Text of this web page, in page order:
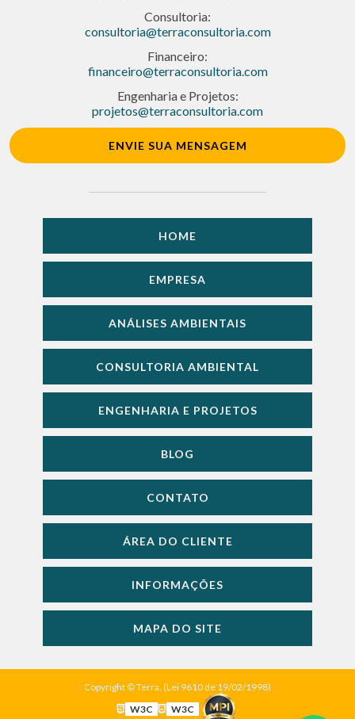
Consultoria:
consultoria@terraconsultoria.com
Financeiro:
financeiro@terraconsultoria.com
Engenharia e Projetos:
projetos@terraconsultoria.com
ENVIE SUA MENSAGEM
HOME
EMPRESA
ANÁLISES AMBIENTAIS
CONSULTORIA AMBIENTAL
ENGENHARIA E PROJETOS
BLOG
CONTATO
ÁREA DO CLIENTE
INFORMAÇÕES
MAPA DO SITE
Copyright © Terra. (Lei 9610 de 19/02/1998)
W3C
W3C